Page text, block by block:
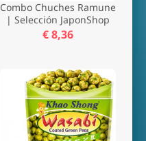
Combo Chuches Ramune
| Selección JaponShop
€ 8,36